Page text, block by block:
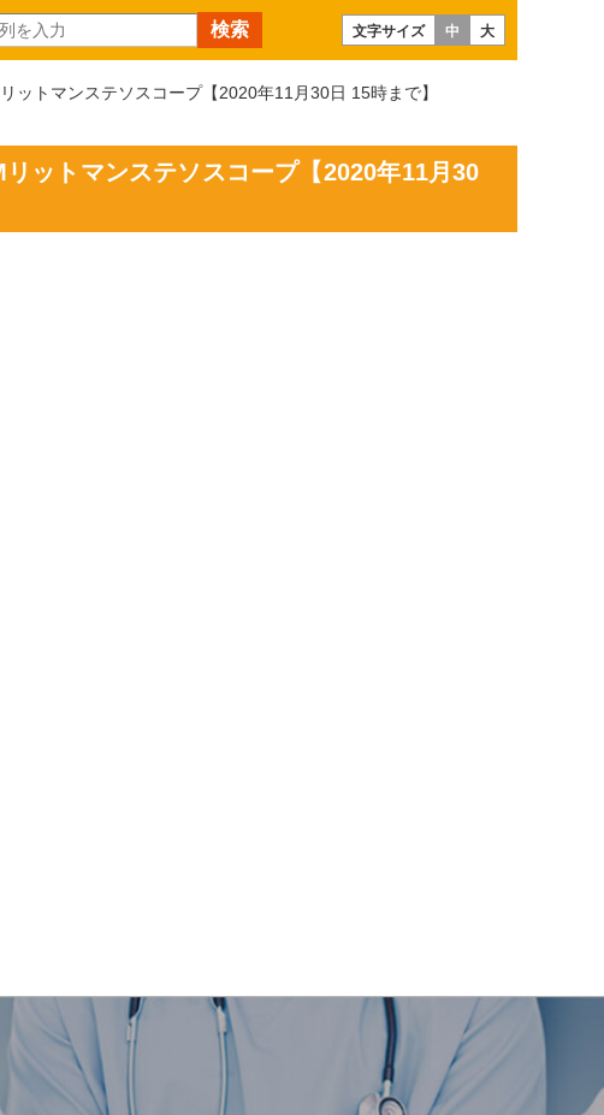
文字サイズ 中 大
トマンステソスコープ【2020年11月30日 15時まで】
ットマンステソスコープ【2020年11月30